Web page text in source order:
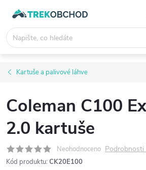
obsah
Kartuše a palivové láhve
Coleman C100
2.0 kartuše
Neohodnoceno
Kód produktu: CK20E100